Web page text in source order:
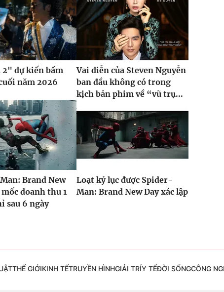
dự kiến bấm
năm 2026
Vai diễn của Steven Nguyễn
ban đầu không có trong
kịch bản phim về “vũ trụ...
Brand New
doanh thu 1
sau 6 ngày
Loạt kỷ lục được Spider-
Man: Brand New Day xác lập
THẾ GIỚIKINH TẾTRUYỀN HÌNHGIẢI TRÍY TẾĐỜI SỐNGCÔNG